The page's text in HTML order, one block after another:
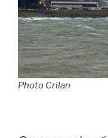
Photo Crilan